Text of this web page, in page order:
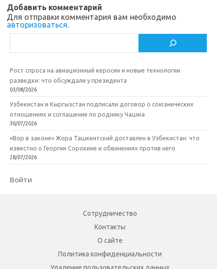
i
ь
Добавить комментарий
Для отправки комментария вам необходимо
авторизоваться.
Рост спроса на авиационный керосин и новые технологии
разведки: что обсуждали у президента
03/08/2026
Узбекистан и Кыргызстан подписали договор о союзнических
отношениях и соглашение по роднику Чашма
30/07/2026
«Вор в законе» Жора Ташкентский доставлен в Узбекистан: что
известно о Георгии Сорокине и обвинениях против него
28/07/2026
Войти
Сотрудничество
Контакты
О сайте
Политика конфиденциальности